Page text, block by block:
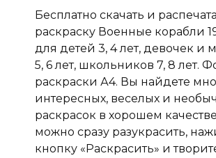
Бесплатно скачать и
раскраску Военные корабли
для детей 3, 4 лет, девочек и
5, 6 лет, школьников 7, 8 лет.
раскраски А4. Вы найдете
интересных, веселых и
раскрасок в хорошем
можно сразу разукрасить,
кнопку «Раскрасить» и